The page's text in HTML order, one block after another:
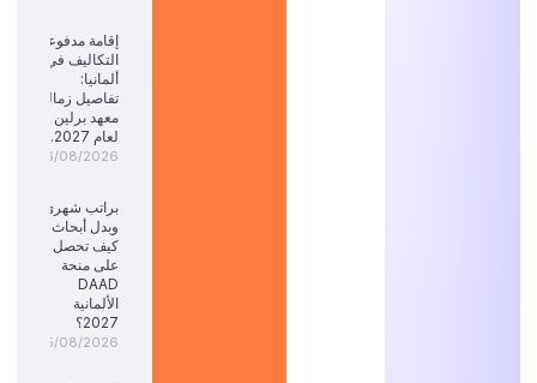
إقامة مدفوعة
التكاليف في
ألمانيا:
تفاصيل زمالة
معهد برلين
لعام 2027.
06/08/2026
براتب شهري
وبدل أبحاث:
كيف تحصل
على منحة
DAAD
الألمانية
2027؟
05/08/2026